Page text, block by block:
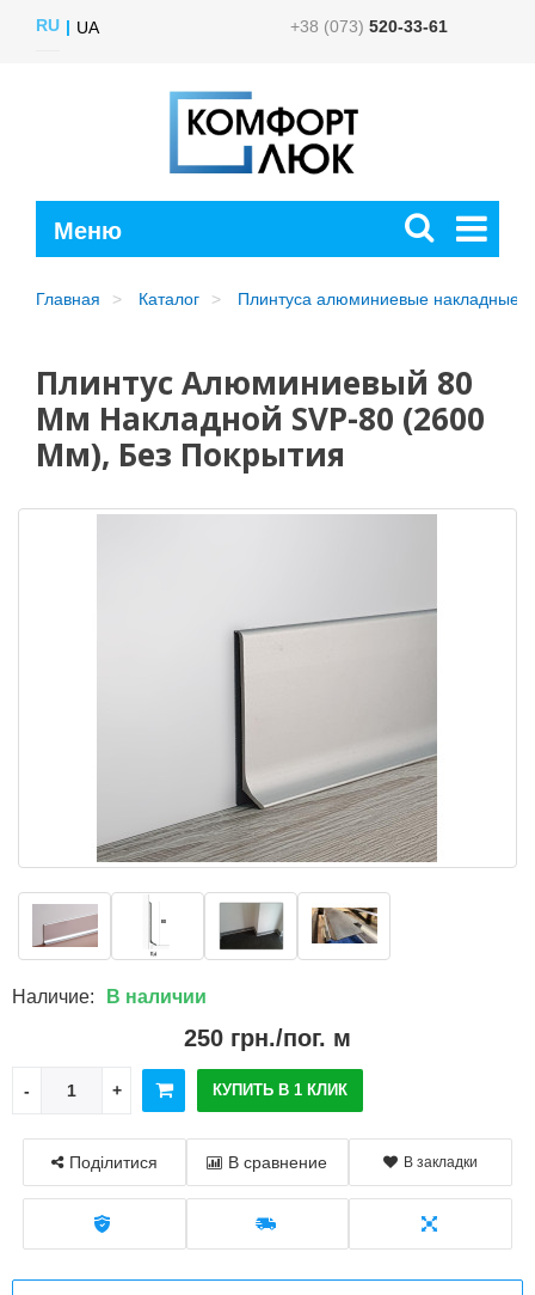
RU UA +38 (073) 520-33-61
Главная Каталог Плинтуса алюминиевые накладные
Плинтус Алюминиевый 80
Мм Накладной SVP-80 (2600
Мм), Без Покрытия
Наличие: В наличии
250 грн./пог. м
КУПИТЬ В 1 КЛИК
Поділитися В сравнение В закладки